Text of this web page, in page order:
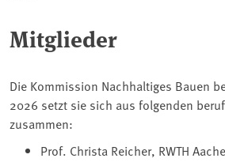
Mitglieder
Die Kommission Nachhaltiges Bauen
2026 setzt sie sich aus folgenden
zusammen:
Prof. Christa Reicher, RWTH